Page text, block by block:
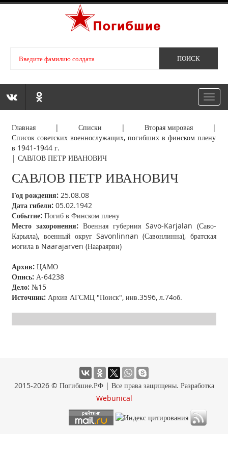
Главная |Списки | Вторая мировая|
Список советских военнослужащих, погибших в финском плену
в 1941-1944 г.
|САВЛОВ ПЕТР ИВАНОВИЧ
САВЛОВ ПЕТР ИВАНОВИЧ
Год рождения: 25.08.08
Дата гибели: 05.02.1942
Событие: Погиб в Финском плену
Место захоронения: Военная губерния Savo-Karjalan (Саво-
Карьяла), военный округ Savonlinnan (Савонлинна), братская
могила в Naarajarven (Наараярви)
Архив: ЦАМО
Опись: А-64238
Дело: №15
Источник: Архив АГСМЦ "Поиск", инв.3596, л.74об.
2015-2026 © Погибшие.РФ | Все права защищены. Разработка
Webunical